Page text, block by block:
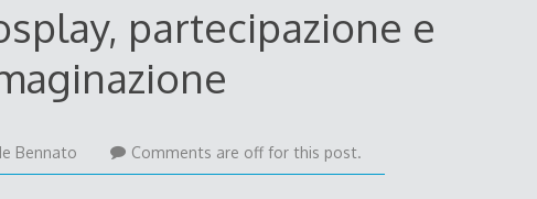
partecipazione e
Bennato Comments are off for this post.